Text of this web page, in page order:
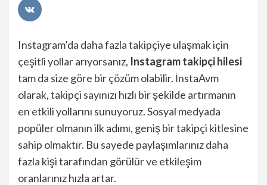
Instagram’da daha fazla takipçiye ulaşmak için
çeşitli yollar arıyorsanız, Instagram takipçi hilesi
tam da size göre bir çözüm olabilir. İnstaAvm
olarak, takipçi sayınızı hızlı bir şekilde artırmanın
en etkili yollarını sunuyoruz. Sosyal medyada
popüler olmanın ilk adımı, geniş bir takipçi kitlesine
sahip olmaktır. Bu sayede paylaşımlarınız daha
fazla kişi tarafından görülür ve etkileşim
oranlarınız hızla artar.